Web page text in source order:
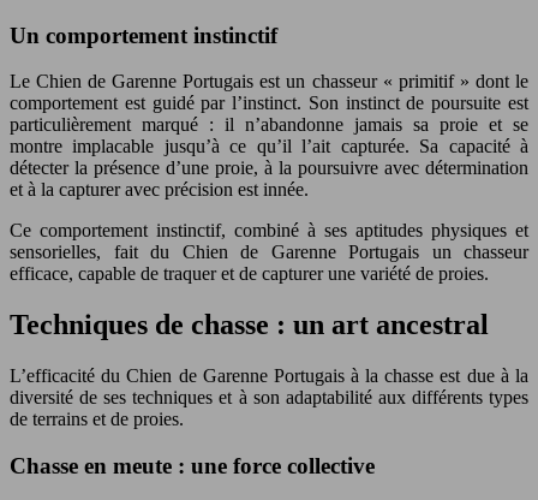
Un comportement instinctif
Le Chien de Garenne Portugais est un chasseur « primitif » dont le
comportement est guidé par l’instinct. Son instinct de poursuite est
particulièrement marqué : il n’abandonne jamais sa proie et se
montre implacable jusqu’à ce qu’il l’ait capturée. Sa capacité à
détecter la présence d’une proie, à la poursuivre avec détermination
et à la capturer avec précision est innée.
Ce comportement instinctif, combiné à ses aptitudes physiques et
sensorielles, fait du Chien de Garenne Portugais un chasseur
efficace, capable de traquer et de capturer une variété de proies.
Techniques de chasse : un art ancestral
L’efficacité du Chien de Garenne Portugais à la chasse est due à la
diversité de ses techniques et à son adaptabilité aux différents types
de terrains et de proies.
Chasse en meute : une force collective